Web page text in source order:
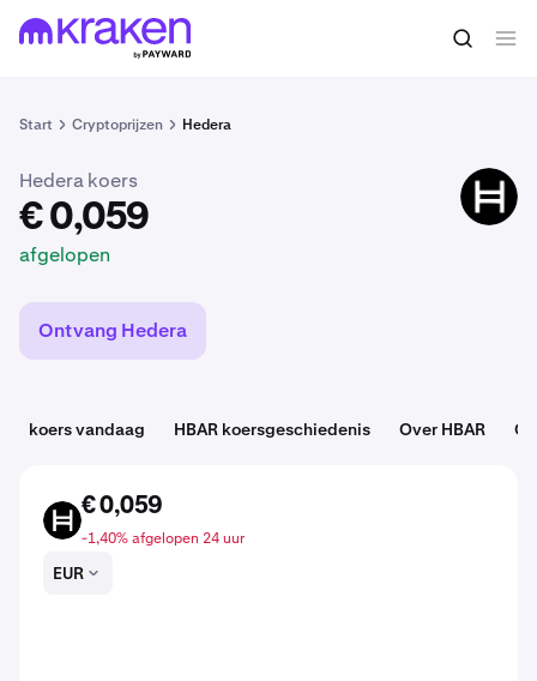
Start Cryptoprijzen Hedera
€ 0,059 HBAR kopen
Hedera koers
€ 0,059
afgelopen
HBAR
Ontvang Hedera
koers vandaag HBAR koersgeschiedenis Over HBAR
HBAR
€ 0,059
-1,40% afgelopen 24 uur
EUR